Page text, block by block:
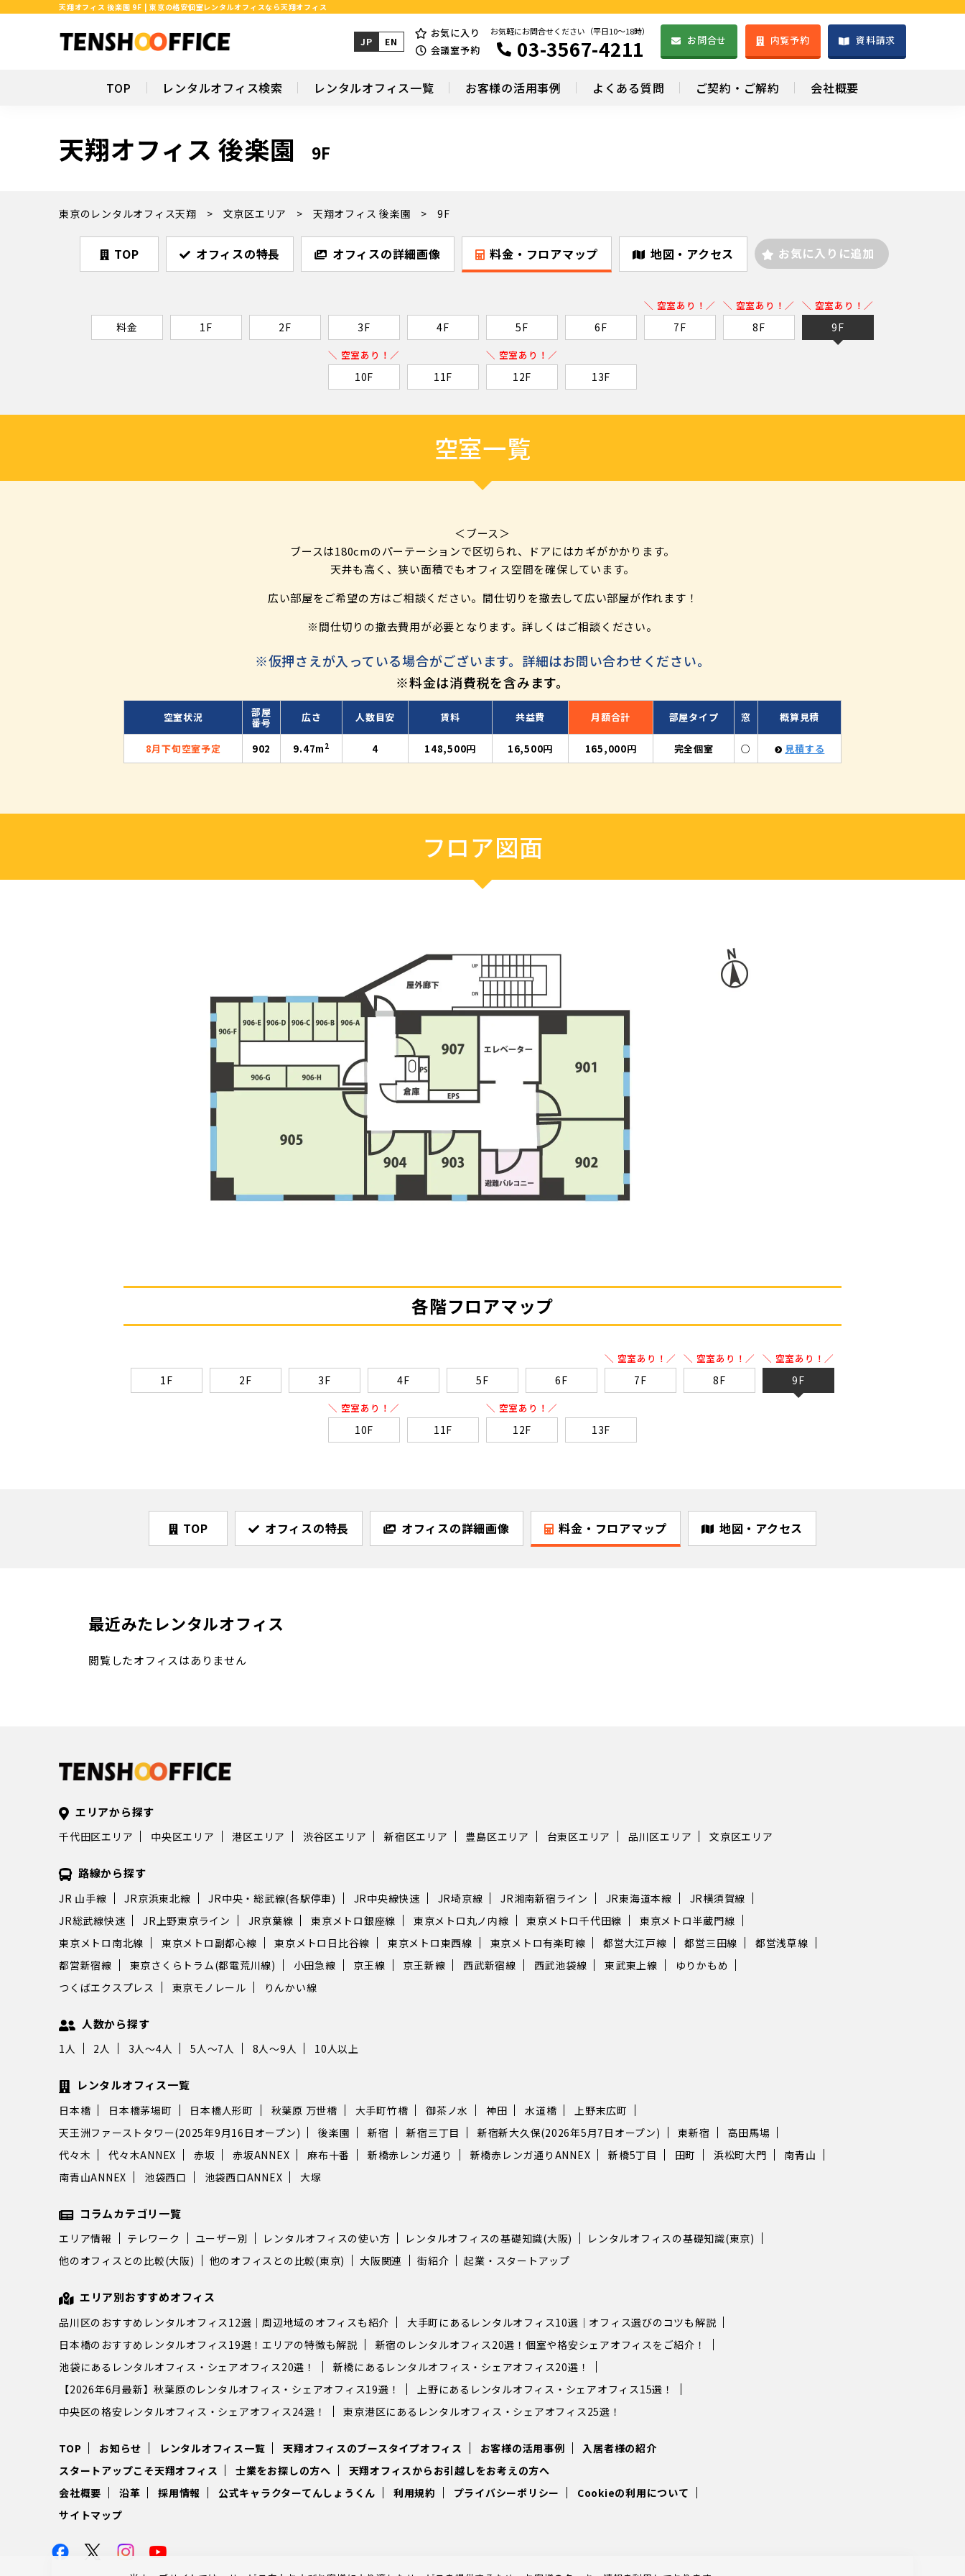
天翔オフィス 後楽園 9F | 東京の格安個室レンタルオフィスなら天翔オフィス
JP EN
お気に入り
会議室予約
お気軽にお問合せください（平日10～18時）
03-3567-4211 お問合せ 内覧予約 資料請求
TOP レンタルオフィス検索 レンタルオフィス一覧 お客様の活用事例 よくある質問 ご契約・ご解約 会社概要
天翔オフィス 後楽園 9F
東京のレンタルオフィス天翔 文京区エリア 天翔オフィス 後楽園 9F
TOP オフィスの特長 オフィスの詳細画像 料金・フロアマップ 地図・アクセス お気に入りに追加
料金 1F 2F 3F 4F 5F 6F
＼ 空室あり！／
7F
＼ 空室あり！／
8F
＼ 空室あり！／
9F
＼ 空室あり！／
10F 11F
＼ 空室あり！／
12F 13F
空室一覧
＜ブース＞
ブースは180cmのパーテーションで区切られ、ドアにはカギがかかります。
天井も高く、狭い面積でもオフィス空間を確保しています。
広い部屋をご希望の方はご相談ください。 間仕切りを撤去して広い部屋が作れます！
※間仕切りの撤去費用が必要となります。 詳しくはご相談ください。
※仮押さえが入っている場合がございます。 詳細はお問い合わせください。
※料金は消費税を含みます。
空室状況 部屋
番号 広さ 人数目安 賃料 共益費 月額合計 部屋タイプ 窓 概算見積
8月下旬空室予定 902 9.47m 2 4 148,500円 16,500円 165,000円 完全個室 ○ 見積する
フロア図面
各階フロアマップ
1F 2F 3F 4F 5F 6F
＼ 空室あり！／
7F
＼ 空室あり！／
8F
＼ 空室あり！／
9F
＼ 空室あり！／
10F 11F
＼ 空室あり！／
12F 13F
TOP オフィスの特長 オフィスの詳細画像 料金・フロアマップ 地図・アクセス
最近みたレンタルオフィス
閲覧したオフィスはありません
エリアから探す
千代田区エリア 中央区エリア 港区エリア 渋谷区エリア 新宿区エリア 豊島区エリア 台東区エリア 品川区エリア 文京区エリア
路線から探す
JR 山手線 JR京浜東北線 JR中央・総武線(各駅停車) JR中央線快速 JR埼京線 JR湘南新宿ライン JR東海道本線
JR横須賀線
JR総武線快速
JR上野東京ライン JR京葉線 東京メトロ銀座線 東京メトロ丸ノ内線 東京メトロ千代田線
東京メトロ半蔵門線
東京メトロ南北線
東京メトロ副都心線 東京メトロ日比谷線 東京メトロ東西線 東京メトロ有楽町線 都営大江戸線 都営三田線
都営浅草線
都営新宿線
東京さくらトラム(都電荒川線) 小田急線 京王線 京王新線 西武新宿線 西武池袋線 東武東上線
ゆりかもめ
つくばエクスプレス
東京モノレール りんかい線
人数から探す
1人 2人 3人～4人 5人～7人 8人～9人 10人以上
レンタルオフィス一覧
日本橋 日本橋茅場町 日本橋人形町 秋葉原 万世橋 大手町竹橋 御茶ノ水 神田 水道橋
上野末広町
天王洲ファーストタワー(2025年9月16日オープン)
後楽園 新宿 新宿三丁目 新宿新大久保(2026年5月7日オープン) 東新宿
高田馬場
代々木
代々木ANNEX 赤坂 赤坂ANNEX 麻布十番 新橋赤レンガ通り 新橋赤レンガ通りANNEX 新橋5丁目 田町 浜松町大門
南青山
南青山ANNEX
池袋西口 池袋西口ANNEX 大塚
コラムカテゴリ一覧
エリア情報 テレワーク ユーザー別 レンタルオフィスの使い方 レンタルオフィスの基礎知識(大阪)
レンタルオフィスの基礎知識(東京)
他のオフィスとの比較(大阪)
他のオフィスとの比較(東京) 大阪関連 街紹介 起業・スタートアップ
エリア別おすすめオフィス
品川区のおすすめレンタルオフィス12選｜周辺地域のオフィスも紹介
大手町にあるレンタルオフィス10選｜オフィス選びのコツも解説
日本橋のおすすめレンタルオフィス19選！エリアの特徴も解説
新宿のレンタルオフィス20選！個室や格安シェアオフィスをご紹介！
池袋にあるレンタルオフィス・シェアオフィス20選！
新橋にあるレンタルオフィス・シェアオフィス20選！
【2026年6月最新】秋葉原のレンタルオフィス・シェアオフィス19選！
上野にあるレンタルオフィス・シェアオフィス15選！
中央区の格安レンタルオフィス・シェアオフィス24選！
東京港区にあるレンタルオフィス・シェアオフィス25選！
TOP お知らせ レンタルオフィス一覧 天翔オフィスのブースタイプオフィス お客様の活用事例
入居者様の紹介
スタートアップこそ天翔オフィス
士業をお探しの方へ
天翔オフィスからお引越しをお考えの方へ
会社概要
沿革 採用情報 公式キャラクターてんしょうくん 利用規約 プライバシーポリシー
Cookieの利用について
サイトマップ